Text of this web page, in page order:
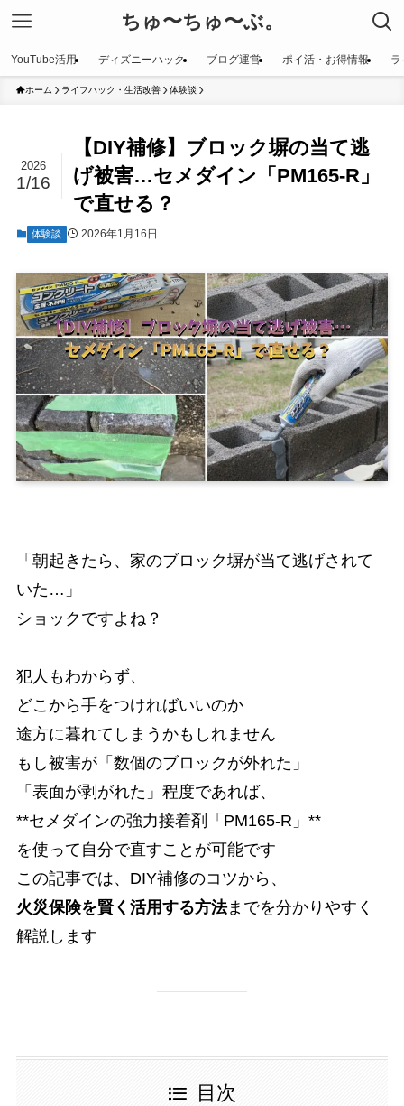
ちゅ〜ちゅ〜ぶ。
YouTube活用 ディズニーハック ブログ運営 ポイ活・お得情報
ホーム ライフハック・生活改善 体験談
【DIY補修】ブロック塀の当て逃
げ被害…セメダイン「PM165-R」
で直せる？
2026
1/16
体験談 2026年1月16日
「朝起きたら、家のブロック塀が当て逃げされて
いた…」
ショックですよね？
犯人もわからず、
どこから手をつければいいのか
途方に暮れてしまうかもしれません
もし被害が「数個のブロックが外れた」
「表面が剥がれた」程度であれば、
**セメダインの強力接着剤「PM165-R」**
を使って自分で直すことが可能です
この記事では、DIY補修のコツから、
火災保険を賢く活用する方法までを分かりやすく
解説します
目次